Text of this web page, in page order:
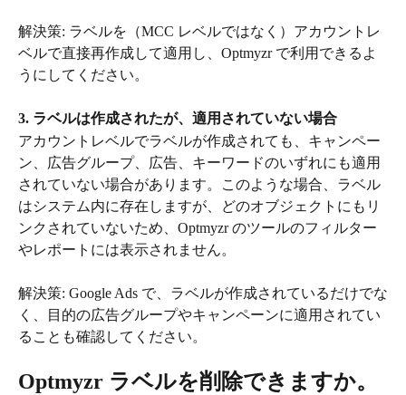
解決策: ラベルを（MCC レベルではなく）アカウントレ
ベルで直接再作成して適用し、Optmyzr で利用できるよ
うにしてください。
3. ラベルは作成されたが、適用されていない場合
アカウントレベルでラベルが作成されても、キャンペー
ン、広告グループ、広告、キーワードのいずれにも適用
されていない場合があります。このような場合、ラベル
はシステム内に存在しますが、どのオブジェクトにもリ
ンクされていないため、Optmyzr のツールのフィルター
やレポートには表示されません。
解決策: Google Ads で、ラベルが作成されているだけでな
く、目的の広告グループやキャンペーンに適用されてい
ることも確認してください。
Optmyzr ラベルを削除できますか。